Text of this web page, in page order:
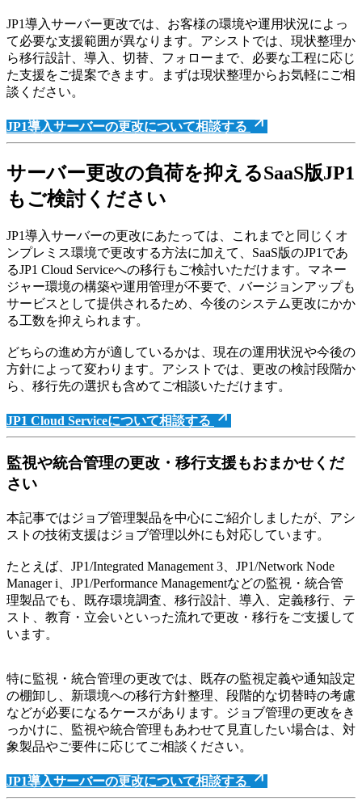
JP1導入サーバー更改では、お客様の環境や運用状況によっ
て必要な支援範囲が異なります。アシストでは、現状整理か
ら移行設計、導入、切替、フォローまで、必要な工程に応じ
た支援をご提案できます。まずは現状整理からお気軽にご相
談ください。
JP1導入サーバーの更改について相談する
サーバー更改の負荷を抑えるSaaS版JP1
もご検討ください
JP1導入サーバーの更改にあたっては、これまでと同じくオ
ンプレミス環境で更改する方法に加えて、SaaS版のJP1であ
るJP1 Cloud Serviceへの移行もご検討いただけます。マネー
ジャー環境の構築や運用管理が不要で、バージョンアップも
サービスとして提供されるため、今後のシステム更改にかか
る工数を抑えられます。
どちらの進め方が適しているかは、現在の運用状況や今後の
方針によって変わります。アシストでは、更改の検討段階か
ら、移行先の選択も含めてご相談いただけます。
JP1 Cloud Serviceについて相談する
監視や統合管理の更改・移行支援もおまかせくだ
さい
本記事ではジョブ管理製品を中心にご紹介しましたが、アシ
ストの技術支援はジョブ管理以外にも対応しています。
たとえば、JP1/Integrated Management 3、JP1/Network Node
Manager i、JP1/Performance Managementなどの監視・統合管
理製品でも、既存環境調査、移行設計、導入、定義移行、テ
スト、教育・立会いといった流れで更改・移行をご支援して
います。
特に監視・統合管理の更改では、既存の監視定義や通知設定
の棚卸し、新環境への移行方針整理、段階的な切替時の考慮
などが必要になるケースがあります。ジョブ管理の更改をき
っかけに、監視や統合管理もあわせて見直したい場合は、対
象製品やご要件に応じてご相談ください。
JP1導入サーバーの更改について相談する